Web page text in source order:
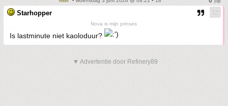
Starhopper
Nova is mijn prinses
Is lastminute niet kaoloduur?
▼ Advertentie door Refinery89